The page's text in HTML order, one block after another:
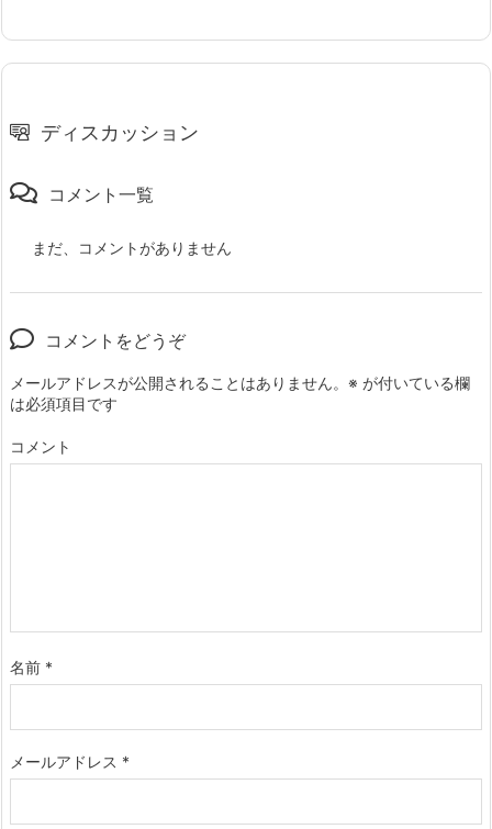
ディスカッション
コメント一覧
まだ、コメントがありません
コメントをどうぞ
メールアドレスが公開されることはありません。 ※ が付いている欄
は必須項目です
コメント
名前 *
メールアドレス *